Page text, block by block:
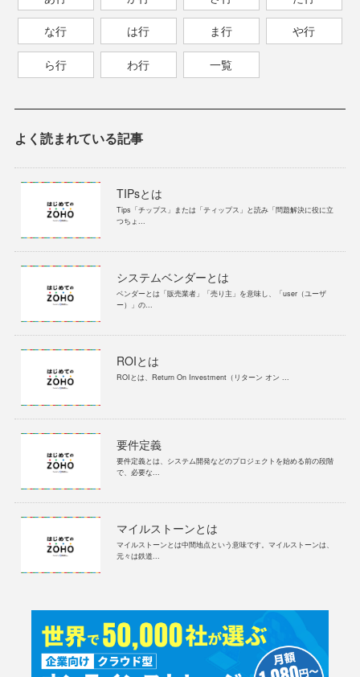
な行 は行 ま行 や行
ら行 わ行 一覧
よく読まれている記事
TIPsとは
Tips「チップス」または「ティップス」と読み「問題解決に役に立
つちょ...
システムベンダーとは
ベンダーとは「販売業者」「売り主」を意味し、「user（ユーザ
ー）」の...
ROIとは
ROIとは、Return On Investment（リターン オン ...
要件定義
要件定義とは、システム開発などのプロジェクトを始める前の段階
で、必要な...
マイルストーンとは
マイルストーンとは中間地点という意味です。マイルストーンは、
元々は鉄道...